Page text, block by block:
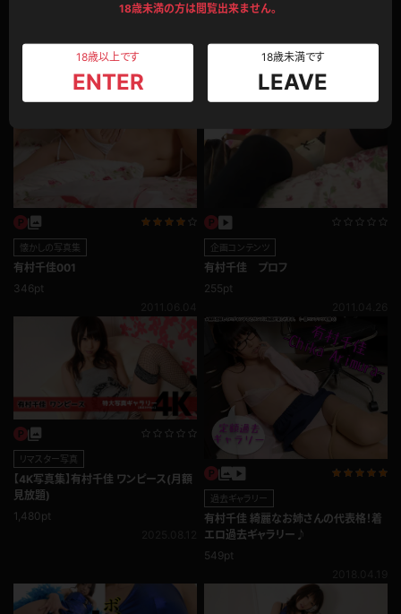
18歳未満の方は閲覧出来ません。
18歳以上です
ENTER
18歳未満です
LEAVE
懐かしの写真集
有村千佳001
346pt
企画コンテンツ
有村千佳 プロフ
255pt
リマスター写真
【4K写真集】有村千佳 ワンピース(月額
見放題)
1,480pt
過去ギャラリー
有村千佳 綺麗なお姉さんの代表格！着
エロ過去ギャラリー♪
549pt